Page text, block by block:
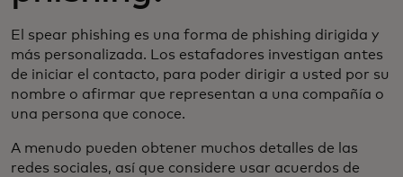
El spear phishing es una forma de phishing dirigida y
más personalizada. Los estafadores investigan antes
de iniciar el contacto, para poder dirigir a usted por su
nombre o afirmar que representan a una compañía o
una persona que conoce.
A menudo pueden obtener muchos detalles de las
redes sociales, así que considere usar acuerdos de